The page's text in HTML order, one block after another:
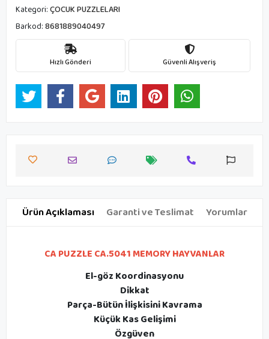
Kategori:ÇOCUK PUZZLELARI
Barkod:8681889040497
Hızlı Gönderi Güvenli Alışveriş
Ürün Açıklaması Garanti ve Teslimat Yorumlar
CA PUZZLE CA.5041 MEMORY HAYVANLAR
El-göz Koordinasyonu
Dikkat
Parça-Bütün İlişkisini Kavrama
Küçük Kas Gelişimi
Özgüven